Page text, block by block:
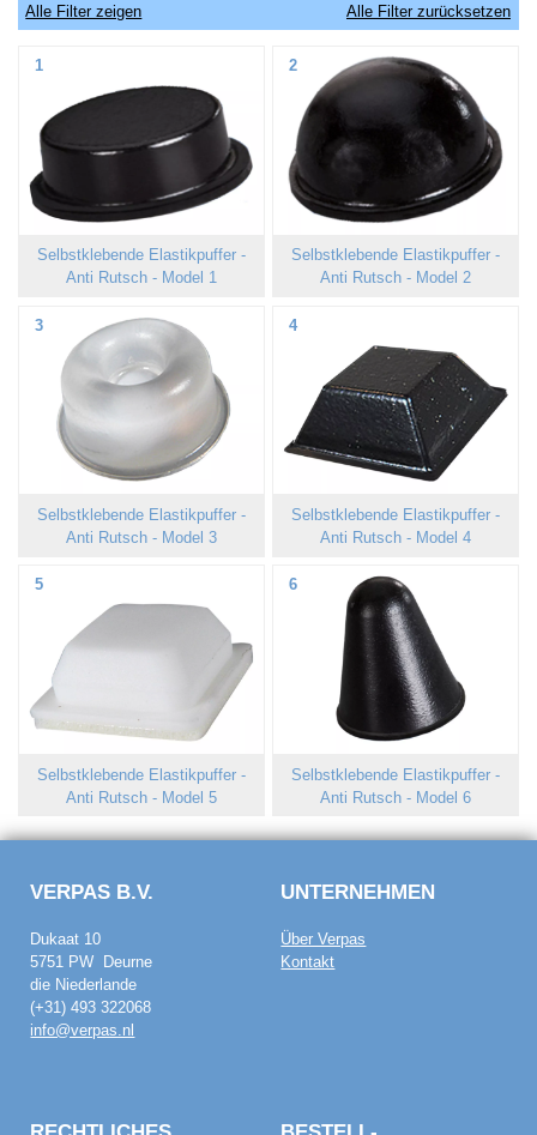
Alle Filter zeigen Alle Filter zurücksetzen
1
Selbstklebende Elastikpuffer -
Anti Rutsch - Model 1
2
Selbstklebende Elastikpuffer -
Anti Rutsch - Model 2
3
Selbstklebende Elastikpuffer -
Anti Rutsch - Model 3
4
Selbstklebende Elastikpuffer -
Anti Rutsch - Model 4
5
Selbstklebende Elastikpuffer -
Anti Rutsch - Model 5
6
Selbstklebende Elastikpuffer -
Anti Rutsch - Model 6
VERPAS B.V.
Dukaat 10
5751 PW Deurne
die Niederlande
(+31) 493 322068
info@verpas.nl
UNTERNEHMEN
Über Verpas
Kontakt